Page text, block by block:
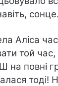
сонце.
Аліса
той
повні
тоді!